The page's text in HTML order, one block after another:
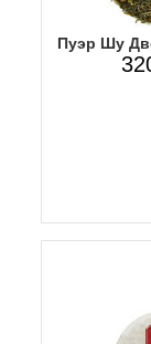
Пуэр Шу